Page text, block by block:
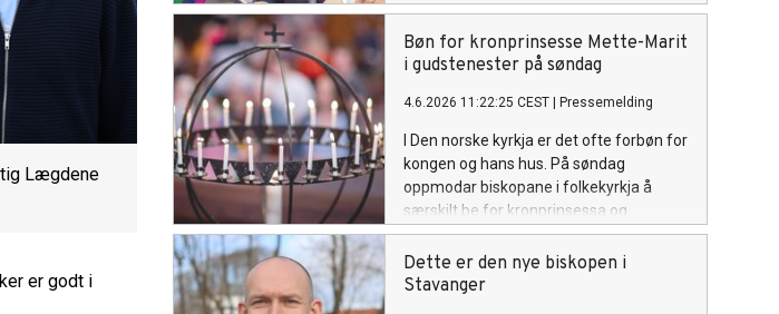
Lægdene
er godt i
oppmodar alle til å vere medvitne korleis
vi møter kvarandre.
Bøn for kronprinsesse Mette-Marit
i gudstenester på søndag
4.6.2026 11:22:25 CEST Pressemelding
I Den norske kyrkja er det ofte forbøn for
kongen og hans hus. På søndag
oppmodar biskopane i folkekyrkja å
særskilt be for kronprinsessa og
familien.
Dette er den nye biskopen i
Stavanger